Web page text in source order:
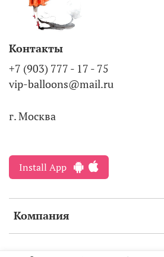
Компания
Контакты
+7 (903) 777 - 17 - 75
vip-balloons@mail.ru
г. Москва
Install App
Интернет-магазин создан на inSales